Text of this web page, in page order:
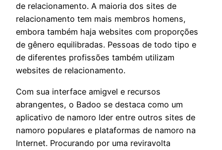
de relacionamento. A maioria dos sites de
relacionamento tem mais membros homens,
embora também haja websites com proporções
de gênero equilibradas. Pessoas de todo tipo e
de diferentes profissões também utilizam
websites de relacionamento.
Com sua interface amigvel e recursos
abrangentes, o Badoo se destaca como um
aplicativo de namoro lder entre outros sites de
namoro populares e plataformas de namoro na
Internet. Procurando por uma reviravolta